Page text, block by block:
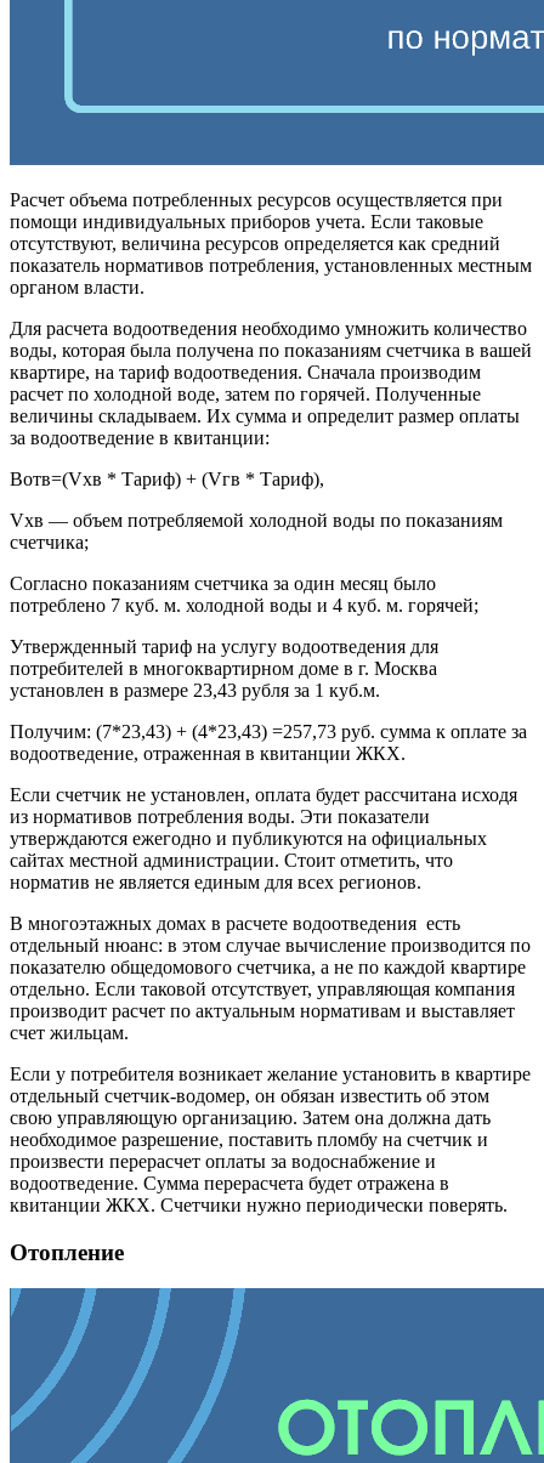
Расчет объема потребленных ресурсов осуществляется при
помощи индивидуальных приборов учета. Если таковые
отсутствуют, величина ресурсов определяется как средний
показатель нормативов потребления, установленных местным
органом власти.
Для расчета водоотведения необходимо умножить количество
воды, которая была получена по показаниям счетчика в вашей
квартире, на тариф водоотведения. Сначала производим
расчет по холодной воде, затем по горячей. Полученные
величины складываем. Их сумма и определит размер оплаты
за водоотведение в квитанции:
Вотв=(Vхв * Тариф) + (Vгв * Тариф),
Vхв — объем потребляемой холодной воды по показаниям
счетчика;
Согласно показаниям счетчика за один месяц было
потреблено 7 куб. м. холодной воды и 4 куб. м. горячей;
Утвержденный тариф на услугу водоотведения для
потребителей в многоквартирном доме в г. Москва
установлен в размере 23,43 рубля за 1 куб.м.
Получим: (7*23,43) + (4*23,43) =257,73 руб. сумма к оплате за
водоотведение, отраженная в квитанции ЖКХ.
Если счетчик не установлен, оплата будет рассчитана исходя
из нормативов потребления воды. Эти показатели
утверждаются ежегодно и публикуются на официальных
сайтах местной администрации. Стоит отметить, что
норматив не является единым для всех регионов.
В многоэтажных домах в расчете водоотведения есть
отдельный нюанс: в этом случае вычисление производится по
показателю общедомового счетчика, а не по каждой квартире
отдельно. Если таковой отсутствует, управляющая компания
производит расчет по актуальным нормативам и выставляет
счет жильцам.
Если у потребителя возникает желание установить в квартире
отдельный счетчик-водомер, он обязан известить об этом
свою управляющую организацию. Затем она должна дать
необходимое разрешение, поставить пломбу на счетчик и
произвести перерасчет оплаты за водоснабжение и
водоотведение. Сумма перерасчета будет отражена в
квитанции ЖКХ. Счетчики нужно периодически поверять.
Отопление